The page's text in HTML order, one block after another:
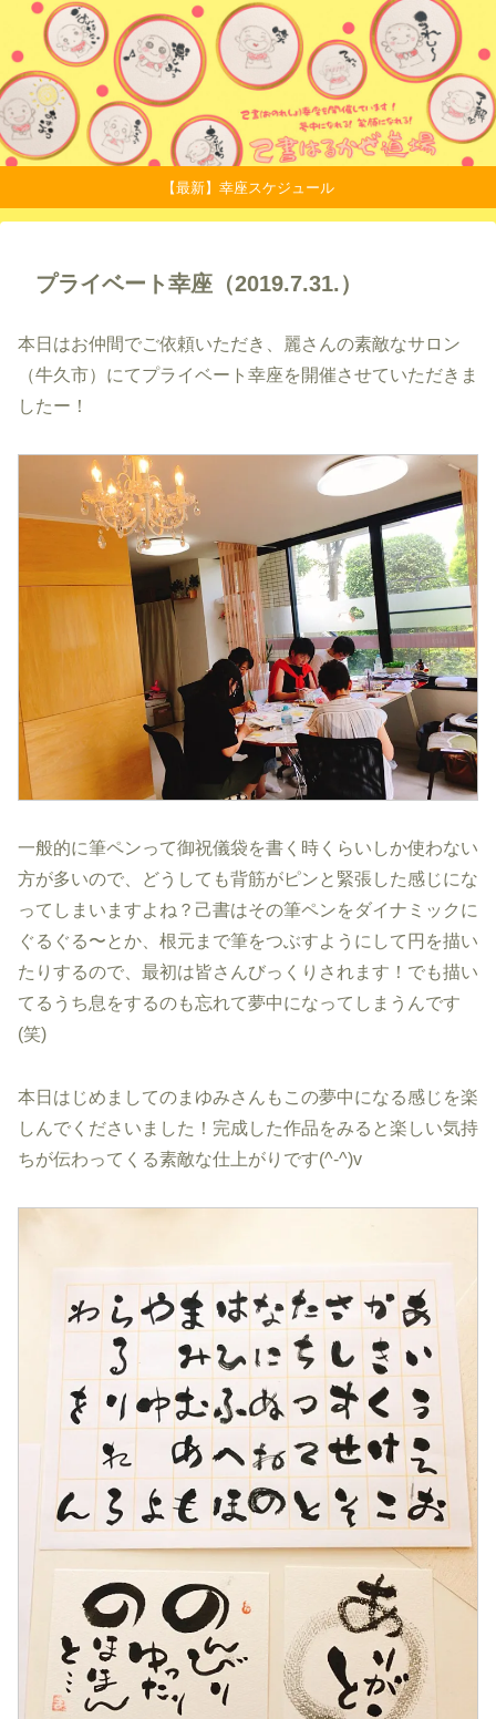
【最新】幸座スケジュール
プライベート幸座（2019.7.31.）
本日はお仲間でご依頼いただき、麗さんの素敵なサロン
（牛久市）にてプライベート幸座を開催させていただきま
したー！
一般的に筆ペンって御祝儀袋を書く時くらいしか使わない
方が多いので、どうしても背筋がピンと緊張した感じにな
ってしまいますよね？己書はその筆ペンをダイナミックに
ぐるぐる〜とか、根元まで筆をつぶすようにして円を描い
たりするので、最初は皆さんびっくりされます！でも描い
てるうち息をするのも忘れて夢中になってしまうんです
(笑)
本日はじめましてのまゆみさんもこの夢中になる感じを楽
しんでくださいました！完成した作品をみると楽しい気持
ちが伝わってくる素敵な仕上がりです(^-^)v